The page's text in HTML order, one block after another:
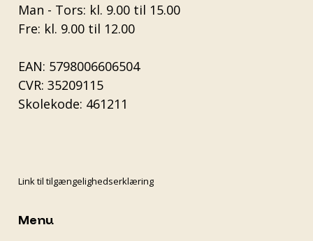
Man - Tors: kl. 9.00 til 15.00
Fre: kl. 9.00 til 12.00
EAN: 5798006606504
CVR: 35209115
Skolekode: 461211
Link til tilgængelighedserklæring
Menu